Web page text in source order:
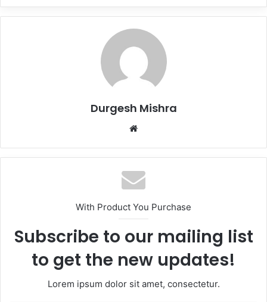
Durgesh Mishra
Website
With Product You Purchase
Subscribe to our mailing list
to get the new updates!
Lorem ipsum dolor sit amet, consectetur.